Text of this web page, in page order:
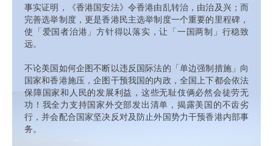
事实证明，《香港国安法》令香港由乱转治，由治及兴；而
完善选举制度，更是香港民主选举制度一个重要的里程碑，
使「爱国者治港」方针得以落实，让「一国两制」行稳致
远。
不论美国如何企图不断以违反国际法的「单边强制措施」向
国家和香港施压，企图干预我国的内政，全国上下都会依法
保障国家和人民的发展利益，这些无耻伎俩必然会徒劳无
功！我全力支持国家外交部发出清单，揭露美国的不齿劣
行，并会配合国家坚决反对及防止外国势力干预香港内部事
务。